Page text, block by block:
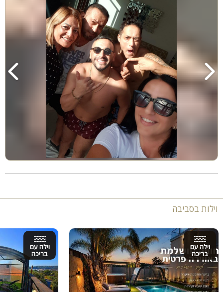
וילות בסביבה
וילה עם
בריכה
וילה עם
בריכה